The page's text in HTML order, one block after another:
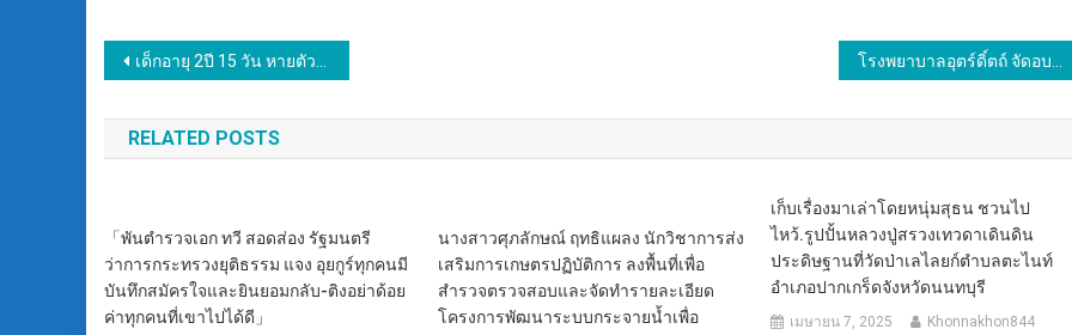
แนะแนว
เรื่อง
เด็กอายุ 2ปี 15 วัน หายตัว พบเห็น หรือมีเบาะแสแจ้ง 191
RELATED POSTS
「พันตำรวจเอก ทวี สอดส่อง รัฐมนตรี
ว่าการกระทรวงยุติธรรม แจง อุยกูร์ทุกคนมี
บันทึกสมัครใจและยินยอมกลับ-ติงอย่าด้อย
ค่าทุกคนที่เขาไปได้ดี」
นางสาวศุภลักษณ์ ฤทธิแผลง นักวิชาการส่ง
เสริมการเกษตรปฏิบัติการ ลงพื้นที่เพื่อ
สำรวจตรวจสอบและจัดทำรายละเอียด
โครงการพัฒนาระบบกระจายน้ำเพื่อ
เก็บเรื่องมาเล่าโดยหนุ่มสุธน ชวนไป
ไหว้.รูปปั้นหลวงปู่สรวงเทวดาเดินดิน
ประดิษฐานที่วัดป่าเลไลยก์ตำบลตะไนท์
อำเภอปากเกร็ดจังหวัดนนทบุรี
เมษายน 7, 2025 Khonnakhon844